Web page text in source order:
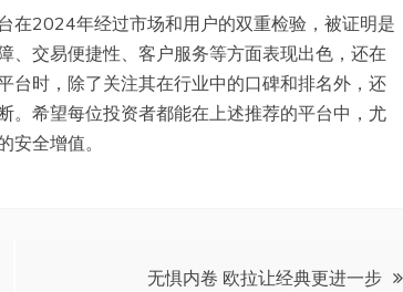
在2024年经过市场和用户的双重检验，被证明是
、交易便捷性、客户服务等方面表现出色，还在
台时，除了关注其在行业中的口碑和排名外，还
。希望每位投资者都能在上述推荐的平台中，尤
全增值。
无惧内卷 欧拉让经典更进一步